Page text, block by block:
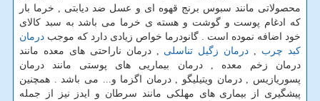
محصولاتی مانند سبوس برنج قهوه ای و عسل ضد دیابتی , خرما بار
که ادغام پوست و گوشت و هسته ی خرما می باشد به سبد کالای
خود اضافه نموده است . گانودرما خواص زیادی دارد که موجب درمان
کبد چرب
درمان زگیل تناسلی , درمان ناراحتی های معده مانند
درمان زخم معده , درمان بیماریی های پوستی مانند درمان
پسوریازیس , درمان ویتیلیگو , درمان اگزما و... می باشد . همچنین
پیشگیری از بیماری های مهلکی مانند سرطان و ایدز نیز از جمله